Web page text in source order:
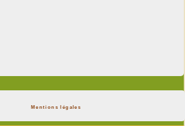
Mentions légales